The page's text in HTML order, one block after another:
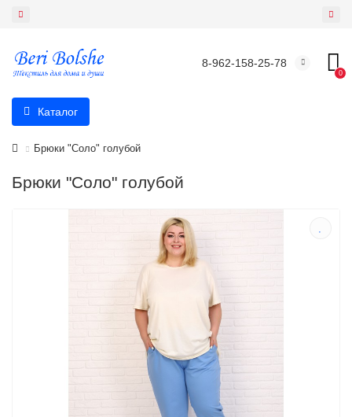
8-962-158-25-78
0
Каталог
Брюки "Соло" голубой
Брюки "Соло" голубой